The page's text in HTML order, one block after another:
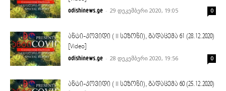
odishinews.ge - 29 დეკემბერი 2020, 19:05 0
ანტი-კოვიდი ( II სეზონი), გადაცემა 61 (28.12.2020)
[Video]
odishinews.ge - 28 დეკემბერი 2020, 19:56 0
ანტი-კოვიდი ( II სეზონი), გადაცემა 60 (25.12.2020)